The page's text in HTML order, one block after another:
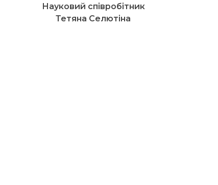
Науковий співробітник
Тетяна Селютіна